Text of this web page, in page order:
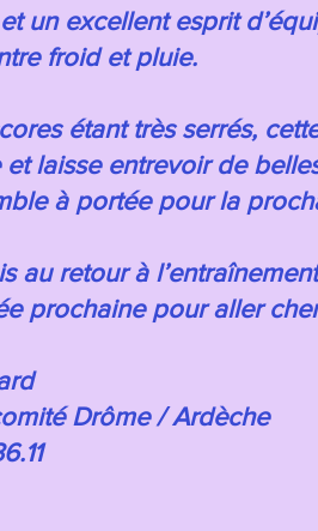
un excellent esprit
froid et pluie.
étant très serrés,
laisse entrevoir de
à portée pour la
au retour à
prochaine pour aller
Drôme / Ardèche